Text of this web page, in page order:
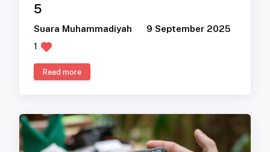
5
Suara Muhammadiyah
9 September 2025
1
Read more